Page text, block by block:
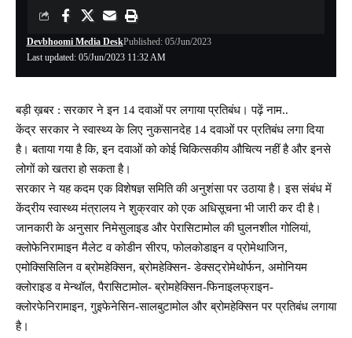
Last updated: 05/Jun/2023 11:32 AM
Devbhoomi Media DeskPublished: 05/Jun/2023
बड़ी ख़बर : सरकार ने इन 14 दवाओं पर लगाया प्रतिबंध। पढ़ें नाम..
केंद्र सरकार ने स्वास्थ्य के लिए नुकसानदेह 14 दवाओं पर प्रतिबंध लगा दिया
है। बताया गया है कि, इन दवाओं को कोई चिकित्सकीय औचित्य नहीं है और इनसे
लोगों को खतरा हो सकता है।
सरकार ने यह कदम एक विशेषज्ञ समिति की अनुशंसा पर उठाया है। इस संबंध में
केंद्रीय स्वास्थ्य मंत्रालय ने शुक्रवार को एक अधिसूचना भी जारी कर दी है।
जानकारी के अनुसार निमेसुलाइड और पेरासिटामोल की घुलनशील गोलियां,
क्लोफेनिरामाइन मैलेट व कोडीन सीरप, फोलकोडाइन व प्रोमेथाजिन,
एमोक्सिसिलिन व ब्रोमहेक्सिन, ब्रोमहेक्सिन- डेक्सट्रोमेथोर्फन, अमोनियम
क्लोराइड व मेन्थॉल, पैरासिटामोल- ब्रोमहेक्सिन-फिनाइलफ्राइन-
क्लोरफेनिरामाइन, गुइफेनेसिन-सालबुटामोल और ब्रोमहेक्सिन पर प्रतिबंध लगाया
है।